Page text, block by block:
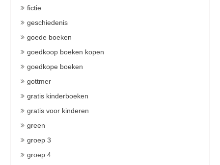
fictie
geschiedenis
goede boeken
goedkoop boeken kopen
goedkope boeken
gottmer
gratis kinderboeken
gratis voor kinderen
green
groep 3
groep 4